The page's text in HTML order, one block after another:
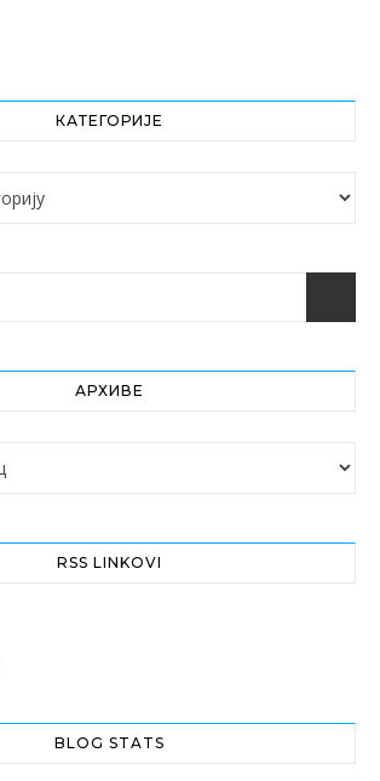
on Facebook
profile on Twitter
profile on Instagram
jovancica73’s profile on YouTube
КАТЕГОРИЈЕ
АРХИВЕ
RSS LINKOVI
BLOG STATS